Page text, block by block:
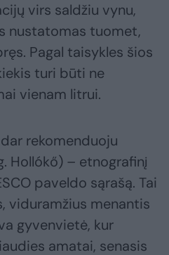
virs saldžiu vynu,
nustatomas tuomet,
Pagal taisykles šios
turi būti ne
vienam litrui.
rekomenduoju
Hollókő) – etnografinį
paveldo sąrašą. Tai
viduramžius menantis
gyvenvietė, kur
amatai, senasis